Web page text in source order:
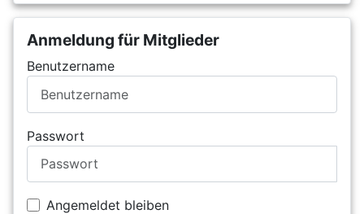
Anmeldung für Mitglieder
Benutzername
Passwort
Angemeldet bleiben